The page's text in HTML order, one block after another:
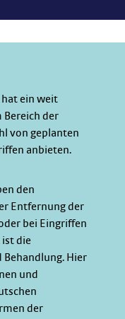
ein weit
Bereich der
von geplanten
anbieten.
den
Entfernung der
bei Eingriffen
ist die
Hier
und
der